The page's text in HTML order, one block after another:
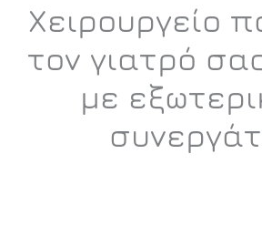
Χειρουργείο
τον γιατρό
με